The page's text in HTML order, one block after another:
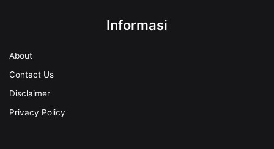
Informasi
About
Contact Us
Disclaimer
Privacy Policy